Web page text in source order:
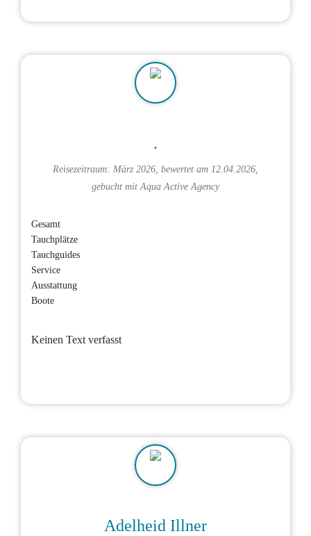
.
Reisezeitraum: März 2026, bewertet am 12.04.2026,
gebucht mit Aqua Active Agency
Gesamt
Tauchplätze
Tauchguides
Service
Ausstattung
Boote
Keinen Text verfasst
Adelheid Illner